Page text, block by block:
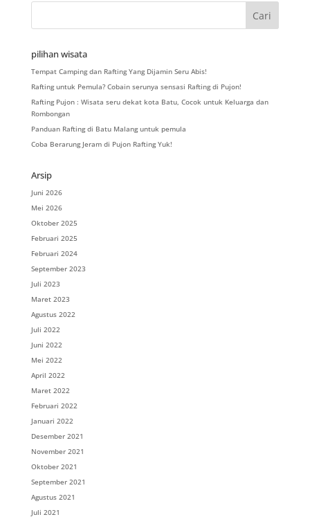
pilihan wisata
Tempat Camping dan Rafting Yang Dijamin Seru Abis!
Rafting untuk Pemula? Cobain serunya sensasi Rafting di Pujon!
Rafting Pujon : Wisata seru dekat kota Batu, Cocok untuk Keluarga dan
Rombongan
Panduan Rafting di Batu Malang untuk pemula
Coba Berarung Jeram di Pujon Rafting Yuk!
Arsip
Juni 2026
Mei 2026
Oktober 2025
Februari 2025
Februari 2024
September 2023
Juli 2023
Maret 2023
Agustus 2022
Juli 2022
Juni 2022
Mei 2022
April 2022
Maret 2022
Februari 2022
Januari 2022
Desember 2021
November 2021
Oktober 2021
September 2021
Agustus 2021
Juli 2021